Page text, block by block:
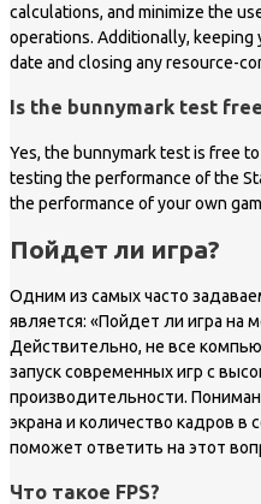
calculations, and minimize the
operations. Additionally, keeping
date and closing any resource-
Is the bunnymark test
Yes, the bunnymark test is free
testing the performance of the
the performance of your own
Пойдет ли игра?
Одним из самых часто
является: «Пойдет ли игра на
Действительно, не все
запуск современных игр с
производительности.
экрана и количество кадров в
поможет ответить на этот
Что такое FPS?